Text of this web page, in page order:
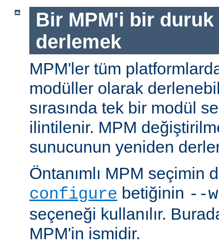
Bir MPM'i bir
derlemek
MPM'ler tüm
modüller olarak
sırasında tek bir modül
ilintilenir. MPM
sunucunun yeniden
Öntanımlı MPM seçimin
configure betiğinin --
seçeneği kullanılır.
MPM'in ismidir.